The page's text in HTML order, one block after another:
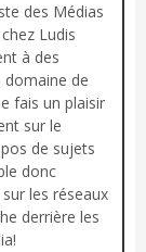
des Médias
Ludis
à des
de
fais un plaisir
sur le
de sujets
donc
les réseaux
derrière les